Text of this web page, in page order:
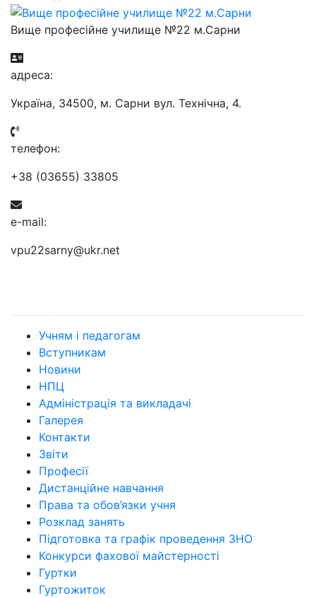
Вище професійне училище №22 м.Сарни
aдресa:
Україна, 34500, м. Сарни вул. Технічна, 4.
телефон:
+38 (03655) 33805
e-mail:
vpu22sarny@ukr.net
Учням і педагогам
Вступникам
Новини
НПЦ
Адміністрація та викладачі
Галерея
Контакти
Звіти
Професії
Дистанційне навчання
Права та обов’язки учня
Розклад занять
Підготовка та графік проведення ЗНО
Конкурси фахової майстерності
Гуртки
Гуртожиток